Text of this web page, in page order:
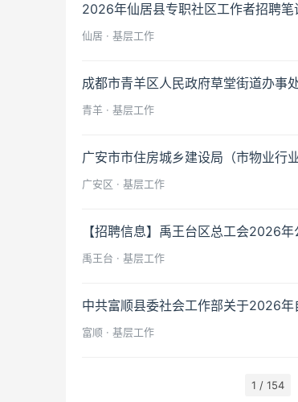
2026年仙居县专职社区工作者招聘笔
仙居 · 基层工作
成都市青羊区人民政府草堂街道办事
青羊 · 基层工作
广安市市住房城乡建设局（市物业行
广安区 · 基层工作
【招聘信息】禹王台区总工会2026
禹王台 · 基层工作
中共富顺县委社会工作部关于2026
富顺 · 基层工作
1 / 154